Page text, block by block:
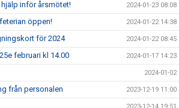
inför årsmötet! 2024-01-23 08:08
öppen! 2024-01-22 14:38
för 2024 2024-01-22 08:45
februari kl 14.00 2024-01-17 14:23
2024-01-02
från personalen 2023-12-19 11:00